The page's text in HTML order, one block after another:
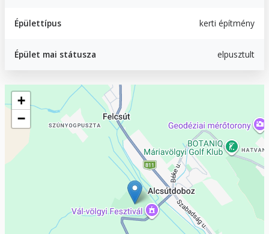
Épülettípus kerti építmény
Épület mai státusza elpusztult
Geofield
+
−